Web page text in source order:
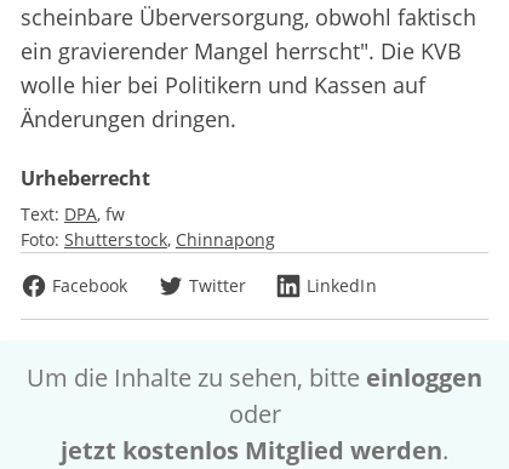
scheinbare Überversorgung, obwohl faktisch
ein gravierender Mangel herrscht". Die KVB
wolle hier bei Politikern und Kassen auf
Änderungen dringen.
Urheberrecht
Text: DPA fw
Foto: Shutterstock Chinnapong
Facebook
Twitter LinkedIn
Um die Inhalte zu sehen, bitte einloggen
oder
jetzt kostenlos Mitglied werden.